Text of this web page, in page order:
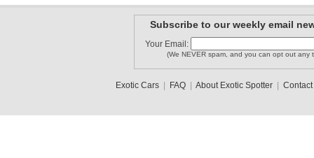
Subscribe to our weekly email
Your Email:
(We NEVER spam, and you can opt out any
Exotic Cars| FAQ| About Exotic Spotter| Contact